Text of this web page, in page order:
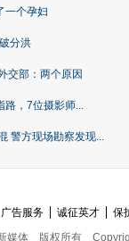
一个孕妇
分洪
交部：两个原因
路，7位摄影师...
警方现场勘察发现...
广告服务 诚征英才 保
媒体
版权所有